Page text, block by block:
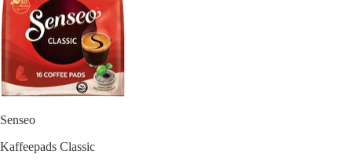
Senseo
Kaffeepads Classic